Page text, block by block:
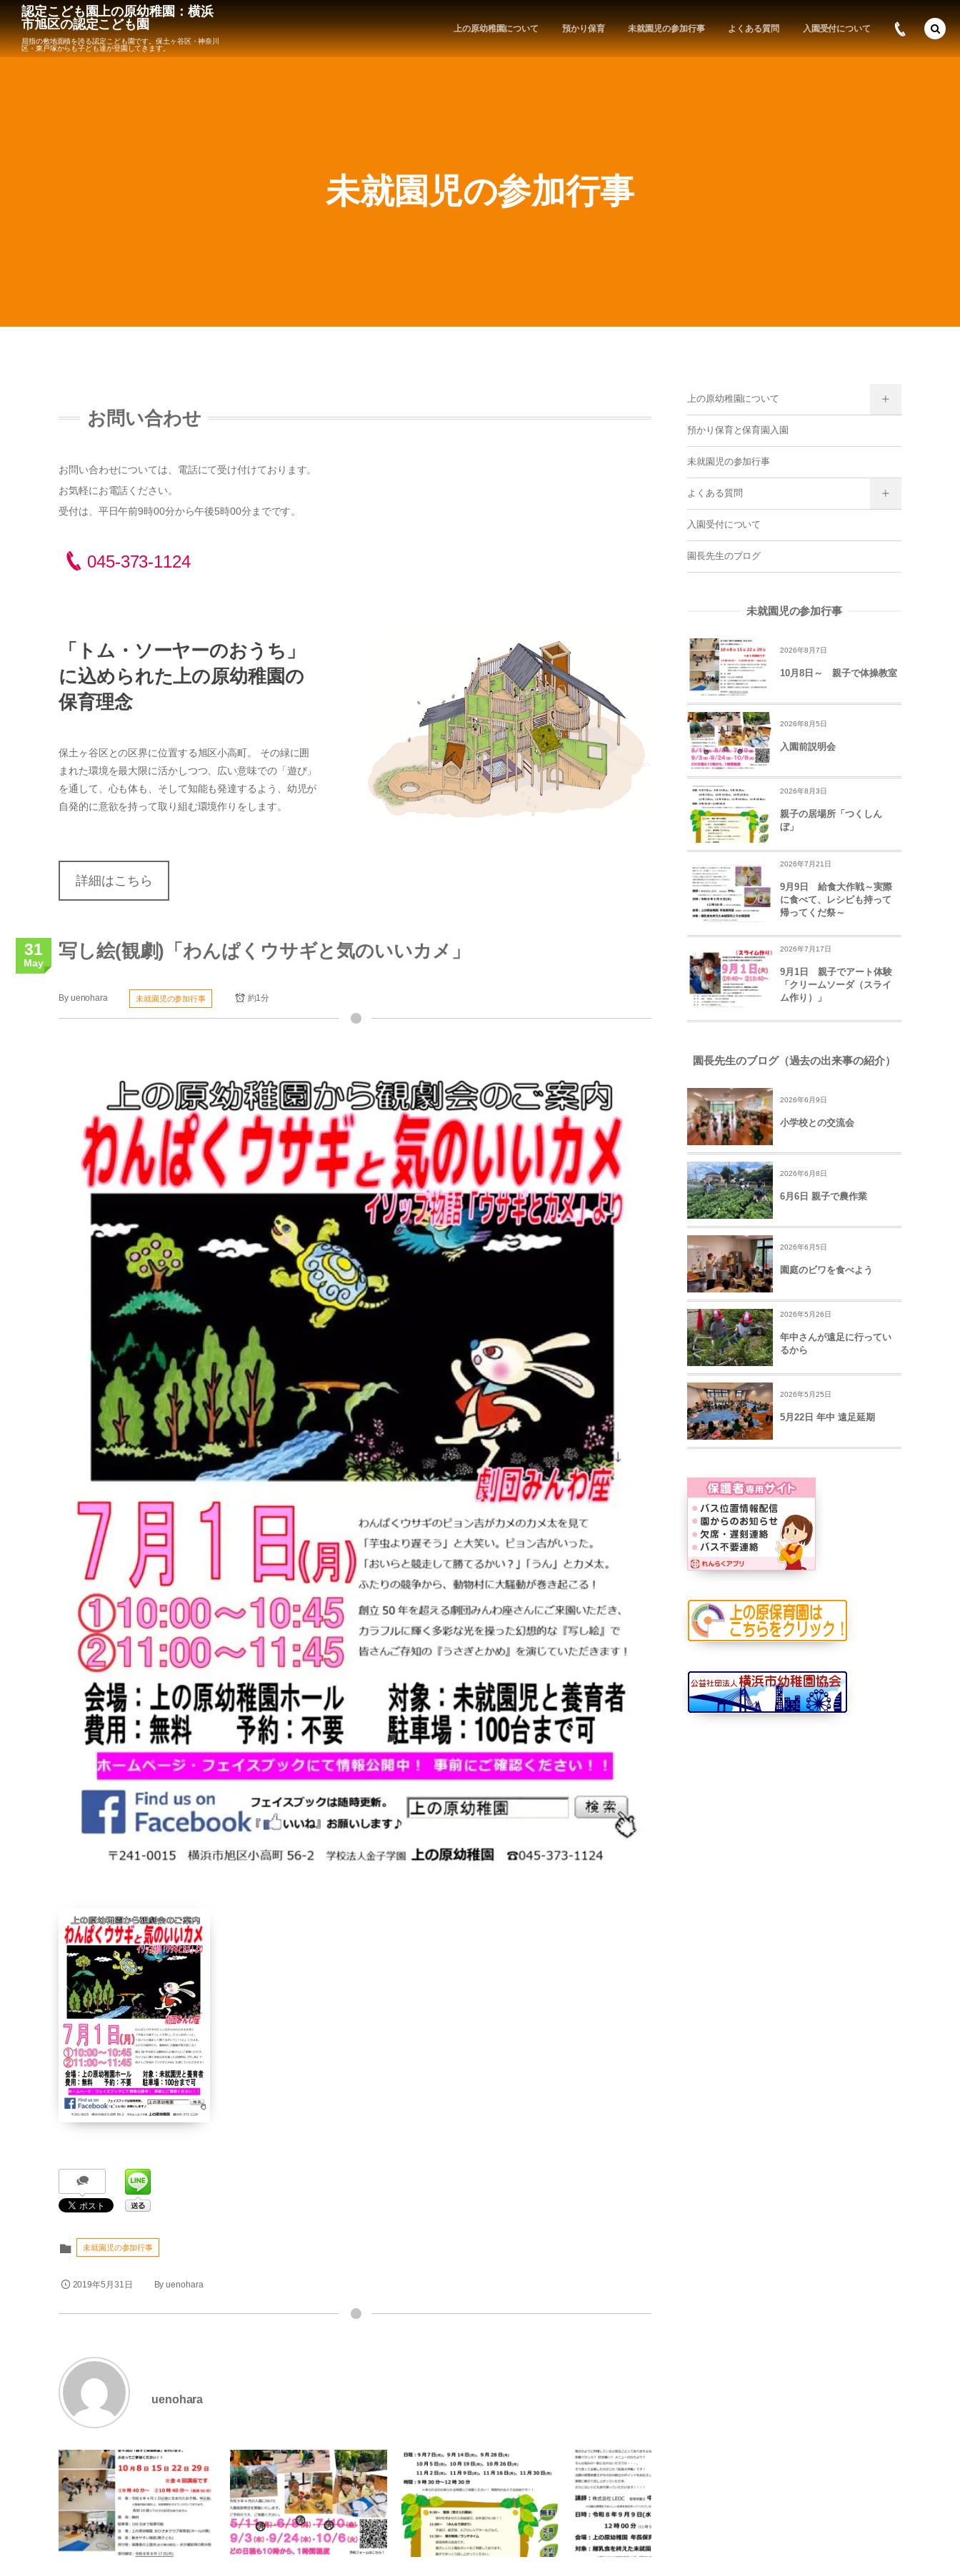
認定こども園上の原幼稚園：横浜
市旭区の認定こども園
屈指の敷地面積を誇る認定こども園です。保土ヶ谷区・神奈川
区・東戸塚からも子ども達が登園してきます。
上の原幼稚園について 預かり保育 未就園児の参加行事 よくある質問 入園受付について
未就園児の参加行事
お問い合わせ
お問い合わせについては、電話にて受け付けております。
お気軽にお電話ください。
受付は、平日午前9時00分から午後5時00分までです。
045-373-1124
「トム・ソーヤーのおうち」
に込められた上の原幼稚園の
保育理念
保土ヶ谷区との区界に位置する旭区小高町。 その緑に囲
まれた環境を最大限に活かしつつ、広い意味での「遊び」
を通して、心も体も、そして知能も発達するよう、幼児が
自発的に意欲を持って取り組む環境作りをします。
詳細はこちら
31
May
写し絵(観劇)「わんぱくウサギと気のいいカメ」
By uenohara 未就園児の参加行事 約1分
未就園児の参加行事
2019年5月31日 Byuenohara
uenohara
上の原幼稚園について
預かり保育と保育園入園
未就園児の参加行事
よくある質問
入園受付について
園長先生のブログ
未就園児の参加行事
2026年8月7日
10月8日～ 親子で体操教室
2026年8月5日
入園前説明会
2026年8月3日
親子の居場所「つくしん
ぼ」
2026年7月21日
9月9日 給食大作戦～実際
に食べて、レシピも持って
帰ってくだ祭～
2026年7月17日
9月1日 親子でアート体験
「クリームソーダ（スライ
ム作り）」
園長先生のブログ（過去の出来事の紹介）
2026年6月9日
小学校との交流会
2026年6月8日
6月6日 親子で農作業
2026年6月5日
園庭のビワを食べよう
2026年5月26日
年中さんが遠足に行ってい
るから
2026年5月25日
5月22日 年中 遠足延期